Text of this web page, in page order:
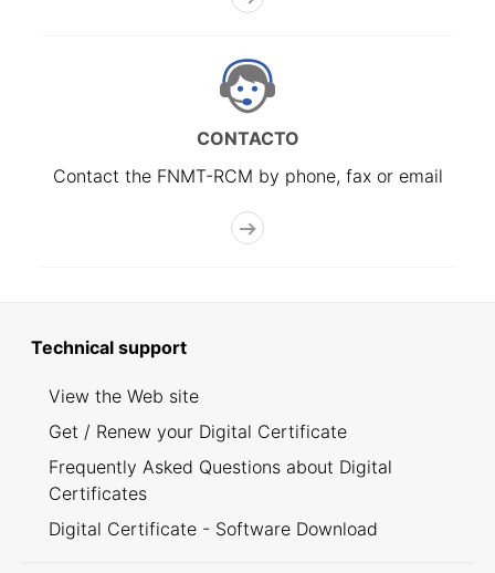
CONTACTO
Contact the FNMT-RCM by phone, fax or email
Technical support
View the Web site
Get / Renew your Digital Certificate
Frequently Asked Questions about Digital
Certificates
Digital Certificate - Software Download